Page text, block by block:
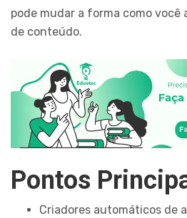
pode mudar a forma como você
de conteúdo.
Pontos
Criadores automáticos de